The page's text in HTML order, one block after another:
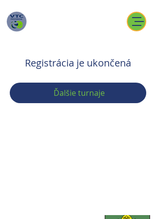
Registrácia je ukončená
Ďalšie turnaje